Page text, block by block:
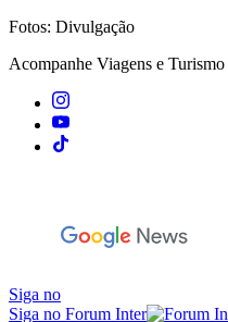
Fotos: Divulgação
Acompanhe Viagens e Turismo
Siga no
Siga no Forum Inter